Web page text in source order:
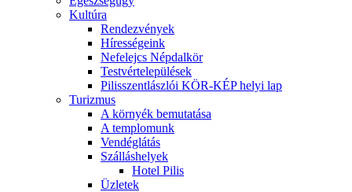
Kultúra
Rendezvények
Hírességeink
Nefelejcs Népdalkör
Testvértelepülések
Pilisszentlászlói KÖR-KÉP helyi lap
Turizmus
A környék bemutatása
A templomunk
Vendéglátás
Szálláshelyek
Hotel Pilis
Üzletek